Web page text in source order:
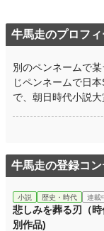
牛馬走のプロフ
別のペンネームで
じペンネームで日
で、朝日時代小説大
牛馬走の登録コン
小説 歴史・時代 連載
悲しみを葬る刃（時
別作品)